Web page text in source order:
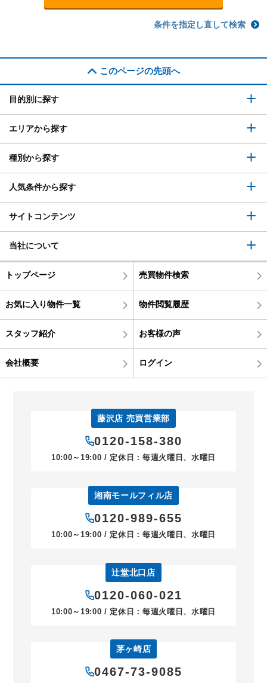
条件を指定し直して検索
このページの先頭へ
目的別に探す
エリアから探す
種別から探す
人気条件から探す
サイトコンテンツ
当社について
トップページ 売買物件検索
お気に入り物件一覧 物件閲覧履歴
スタッフ紹介 お客様の声
会社概要 ログイン
藤沢店 売買営業部
0120-158-380
10:00～19:00 / 定休日：毎週火曜日、水曜日
湘南モールフィル店
0120-989-655
10:00～19:00 / 定休日：毎週火曜日、水曜日
辻堂北口店
0120-060-021
10:00～19:00 / 定休日：毎週火曜日、水曜日
茅ヶ崎店
0467-73-9085